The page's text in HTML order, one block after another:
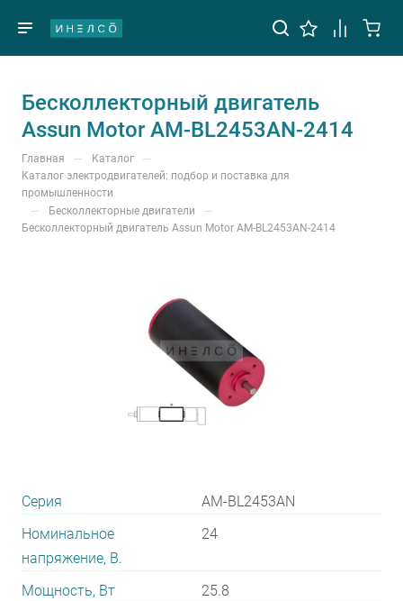
Бесколлекторный двигатель
Assun Motor AM-BL2453AN-2414
Главная — Каталог —
Каталог электродвигателей: подбор и поставка для
промышленности
— Бесколлекторные двигатели —
Бесколлекторный двигатель Assun Motor AM-BL2453AN-2414
Серия
AM-BL2453AN
Номинальное
напряжение, В.
24
Мощность, Вт
25.8